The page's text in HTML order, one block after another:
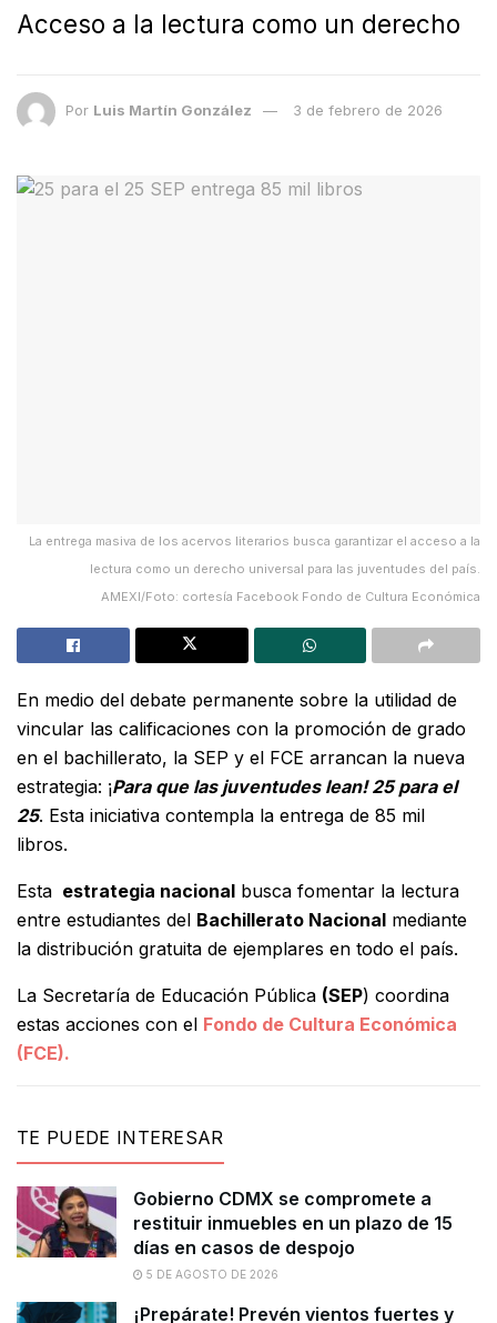
Acceso a la lectura como un derecho
Por Luis Martín González 3 de febrero de 2026
La entrega masiva de los acervos literarios busca garantizar el acceso a la
lectura como un derecho universal para las juventudes del país.
AMEXI/Foto: cortesía Facebook Fondo de Cultura Económica
En medio del debate permanente sobre la utilidad de
vincular las calificaciones con la promoción de grado
en el bachillerato, la SEP y el FCE arrancan la nueva
estrategia: ¡Para que las juventudes lean! 25 para el
25. Esta iniciativa contempla la entrega de 85 mil
libros.
Esta estrategia nacional busca fomentar la lectura
entre estudiantes del Bachillerato Nacional mediante
la distribución gratuita de ejemplares en todo el país.
La Secretaría de Educación Pública (SEP) coordina
estas acciones con el Fondo de Cultura Económica
(FCE).
TE PUEDE INTERESAR
Gobierno CDMX se compromete a
restituir inmuebles en un plazo de 15
días en casos de despojo
5 DE AGOSTO DE 2026
¡Prepárate! Prevén vientos fuertes y